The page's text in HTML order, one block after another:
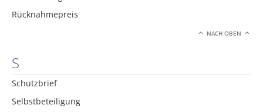
Rücknahmepreis
NACH OBEN
S
Schutzbrief
Selbstbeteiligung